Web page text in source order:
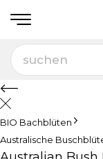
BIO Bachblüten
Australische